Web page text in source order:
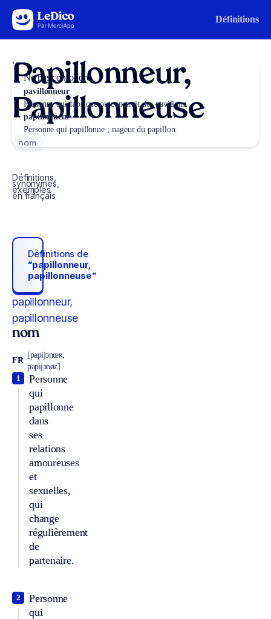
Aller au contenu Définitions
Papillonneur,
Papillonneuse
nom
Définitions,
synonymes,
exemples
en français
Définitions de
“papillonneur,
papillonneuse“
papillonneur,
papillonneuse
nom
FR
[papijɔnœʀ,
papijɔnøz]
Personne
qui
papillonne
dans
ses
relations
amoureuses
et
sexuelles,
qui
change
régulièrement
de
partenaire.
1
Personne
qui
2
Ne pas confondre
pavillonneur
Personne qui fabrique ou construit des pavillons.
papillonneur
Personne qui papillonne ; nageur du papillon.